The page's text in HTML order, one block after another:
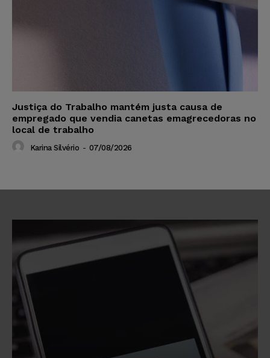
Justiça do Trabalho mantém justa causa de
empregado que vendia canetas emagrecedoras no
local de trabalho
Karina Silvério - 07/08/2026